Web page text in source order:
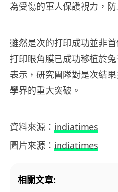
為受傷的軍人保護視力，
雖然是次的打印成功並非
打印眼角膜已成功移植於
表示，研究團隊對是次結
學界的重大突破。
資料來源： indiatimes
圖片來源： indiatimes
相關文章: